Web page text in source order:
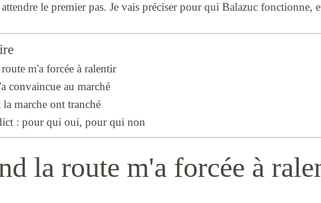
le premier pas. Je vais préciser pour qui Balazuc fonctionne,
m'a forcée à ralentir
convaincue au marché
marche ont tranché
: pour qui oui, pour qui non
la route m'a forcée à